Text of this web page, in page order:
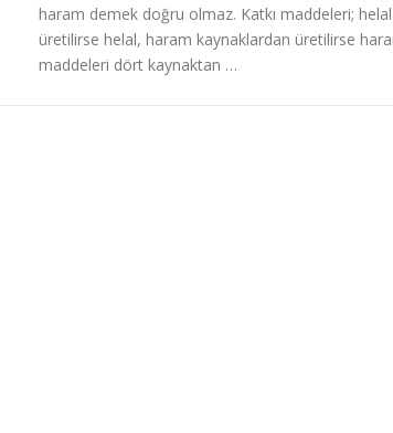
haram demek doğru olmaz. Katkı maddeleri;
üretilirse helal, haram kaynaklardan üretilirse
maddeleri dört kaynaktan …